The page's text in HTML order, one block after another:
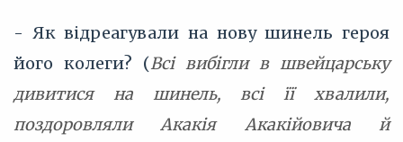
- Як відреагували на нову шинель героя
його колеги? (Всі вибігли в швейцарську
дивитися на шинель, всі її хвалили,
поздоровляли Акакія Акакійовича й